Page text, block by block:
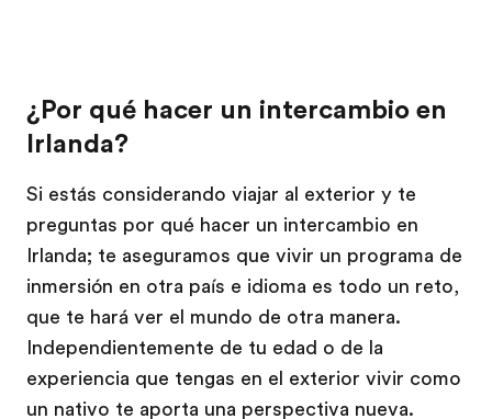
¿Por qué hacer un intercambio en
Irlanda?
Si estás considerando viajar al exterior y te
preguntas por qué hacer un intercambio en
Irlanda; te aseguramos que vivir un programa de
inmersión en otra país e idioma es todo un reto,
que te hará ver el mundo de otra manera.
Independientemente de tu edad o de la
experiencia que tengas en el exterior vivir como
un nativo te aporta una perspectiva nueva.